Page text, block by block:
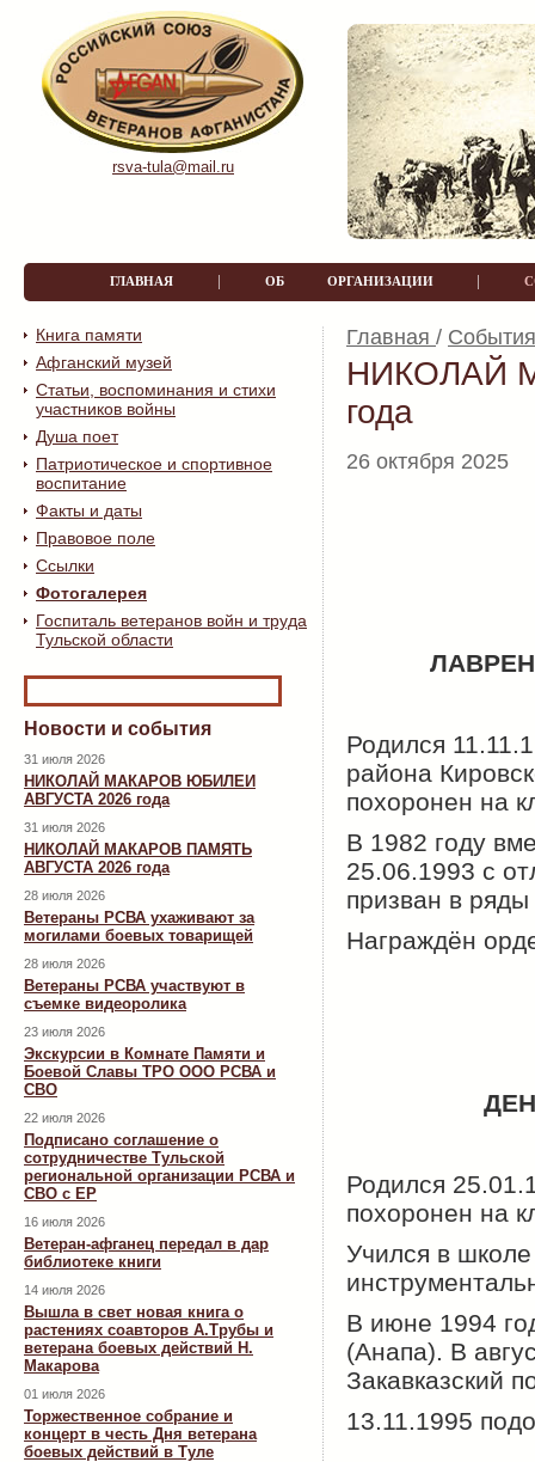
rsva-tula@mail.ru
ГЛАВНАЯ | ОБ ОРГАНИЗАЦИИ |
Книга памяти
Афганский музей
Статьи, воспоминания и стихи
участников войны
Душа поет
Патриотическое и спортивное
воспитание
Факты и даты
Правовое поле
Ссылки
Фотогалерея
Госпиталь ветеранов войн и труда
Тульской области
Новости и события
31 июля 2026
НИКОЛАЙ МАКАРОВ ЮБИЛЕИ
АВГУСТА 2026 года
31 июля 2026
НИКОЛАЙ МАКАРОВ ПАМЯТЬ
АВГУСТА 2026 года
28 июля 2026
Ветераны РСВА ухаживают за
могилами боевых товарищей
28 июля 2026
Ветераны РСВА участвуют в
съемке видеоролика
23 июля 2026
Экскурсии в Комнате Памяти и
Боевой Славы ТРО ООО РСВА и
СВО
22 июля 2026
Подписано соглашение о
сотрудничестве Тульской
региональной организации РСВА и
СВО с ЕР
16 июля 2026
Ветеран-афганец передал в дар
библиотеке книги
14 июля 2026
Вышла в свет новая книга о
растениях соавторов А.Трубы и
ветерана боевых действий Н.
Макарова
01 июля 2026
Торжественное собрание и
концерт в честь Дня ветерана
боевых действий в Туле
Главная /
НИКОЛАЙ
года
26 октября 2025
Родился
района
похоронен на
В 1982 году
25.06.1993 с
призван в
Награждён
Родился
похоронен на
Учился в
В июне 1994
(Анапа). В
Закавказский
13.11.1995